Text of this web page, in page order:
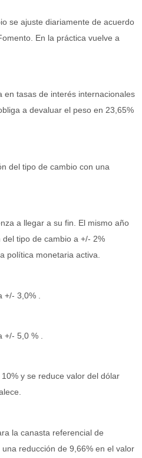
se ajuste diariamente de acuerdo
En la práctica vuelve a
en tasas de interés internacionales
a devaluar el peso en 23,65%
del tipo de cambio con una
a llegar a su fin. El mismo año
tipo de cambio a +/- 2%
política monetaria activa.
3,0% .
5,0 % .
y se reduce valor del dólar
la canasta referencial de
reducción de 9,66% en el valor